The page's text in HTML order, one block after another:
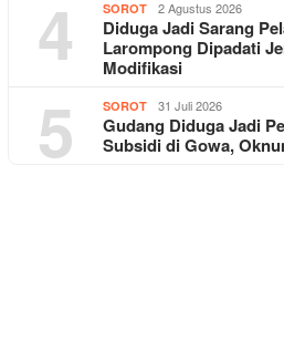
4 SOROT 2 Agustus 2026
Diduga Jadi Sarang
Larompong Dipadati
Modifikasi
5 SOROT 31 Juli 2026
Gudang Diduga Jadi
Subsidi di Gowa,